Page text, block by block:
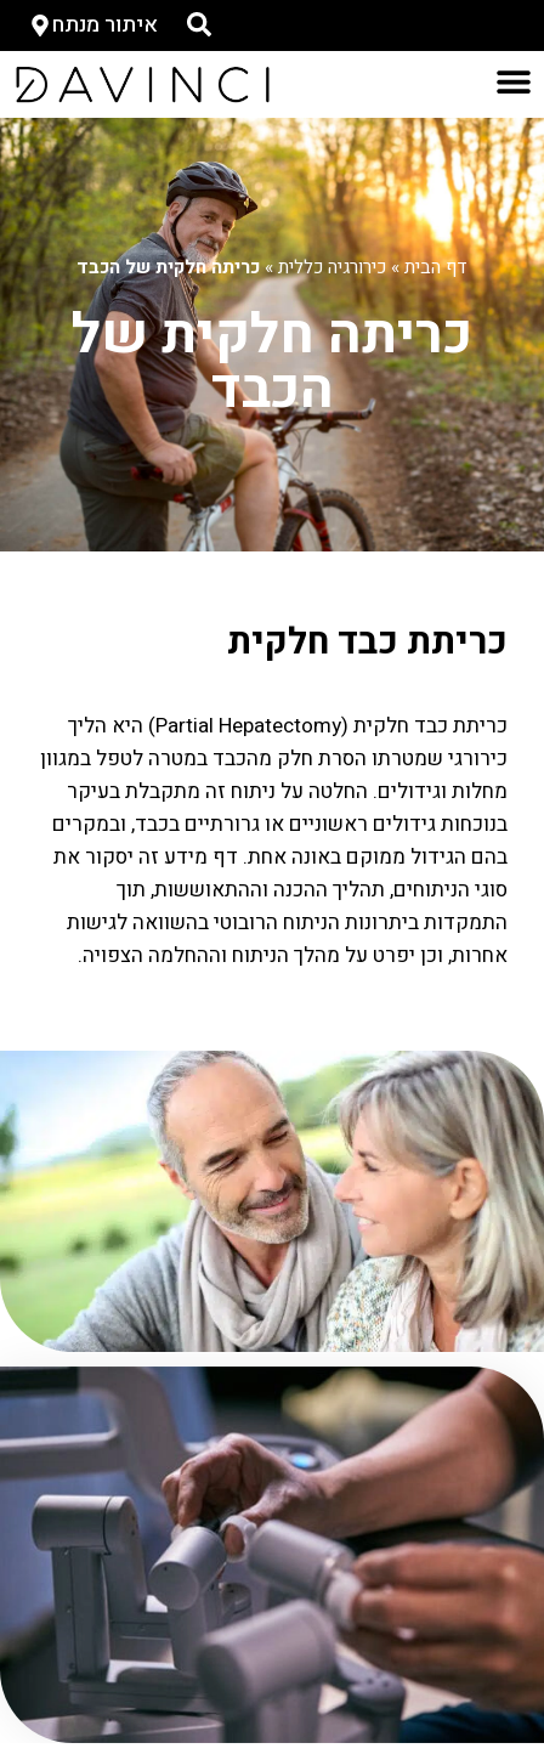
איתור מנתח
דף הבית»כירורגיה כללית»כריתה חלקית של הכבד
כריתה חלקית של
הכבד
כריתת כבד חלקית
כריתת כבד חלקית (Partial Hepatectomy) היא הליך
כירורגי שמטרתו הסרת חלק מהכבד במטרה לטפל במגוון
מחלות וגידולים. החלטה על ניתוח זה מתקבלת בעיקר
בנוכחות גידולים ראשוניים או גרורתיים בכבד, ובמקרים
בהם הגידול ממוקם באונה אחת. דף מידע זה יסקור את
סוגי הניתוחים, תהליך ההכנה וההתאוששות, תוך
התמקדות ביתרונות הניתוח הרובוטי בהשוואה לגישות
אחרות, וכן יפרט על מהלך הניתוח וההחלמה הצפויה.